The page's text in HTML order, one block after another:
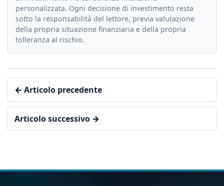
personalizzata. Ogni decisione di investimento resta
sotto la responsabilità del lettore, previa valutazione
della propria situazione finanziaria e della propria
tolleranza al rischio.
← Articolo precedente
Articolo successivo →